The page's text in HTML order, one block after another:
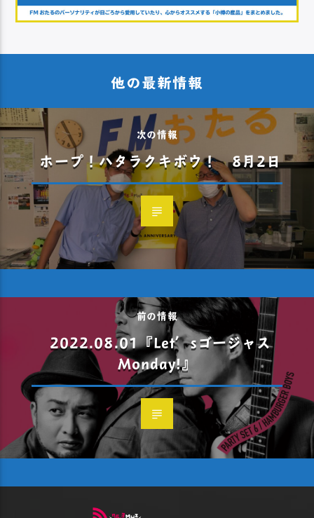
他の最新情報
次の情報
ホープ！ハタラクキボウ！ 8月2日
前の情報
2022.08.01『Let’sゴージャス
Monday!』